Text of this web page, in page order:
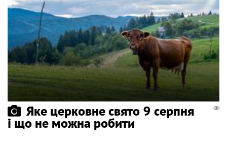
Яке церковне свято 9 серпня
і що не можна робити